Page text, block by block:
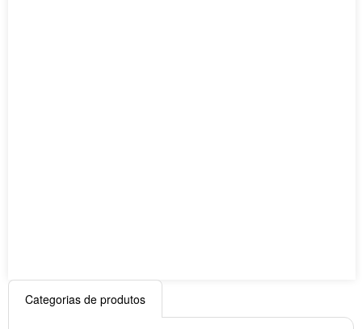
Categorias de produtos